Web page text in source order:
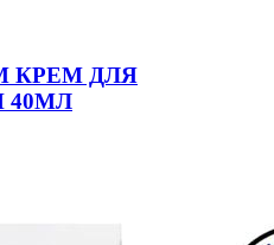
КРЕМ ДЛЯ